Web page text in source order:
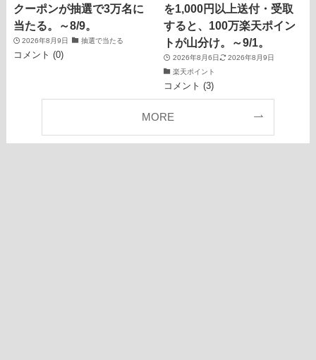
クーポンが抽選で3万名に
当たる。～8/9。
2026年8月9日 抽選で当たる
コメント (0)
を1,000円以上送付・受取
すると、100万楽天ポイン
トが山分け。～9/1。
2026年8月6日
2026年8月9日
楽天ポイント
コメント (3)
MORE